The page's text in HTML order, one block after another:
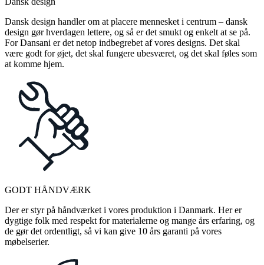
Dansk design handler om at placere mennesket i centrum – dansk
design gør hverdagen lettere, og så er det smukt og enkelt at se på.
For Dansani er det netop indbegrebet af vores designs. Det skal
være godt for øjet, det skal fungere ubesværet, og det skal føles som
at komme hjem.
GODT HÅNDVÆRK
Der er styr på håndværket i vores produktion i Danmark. Her er
dygtige folk med respekt for materialerne og mange års erfaring, og
de gør det ordentligt, så vi kan give 10 års garanti på vores
møbelserier.